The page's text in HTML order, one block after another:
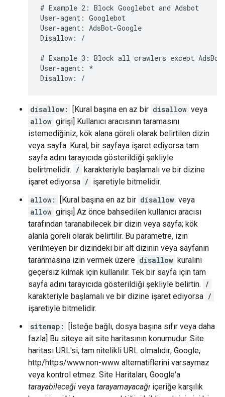
# Example 2: Block Googlebot and Adsbot
User-agent: Googlebot
User-agent: AdsBot-Google
Disallow: /
# Example 3: Block all crawlers except
User-agent: *
Disallow: /
disallow: [Kural başına en az bir disallow veya
allow girişi] Kullanıcı aracısının taramasını
istemediğiniz, kök alana göreli olarak belirtilen dizin
veya sayfa. Kural, bir sayfaya işaret ediyorsa tam
sayfa adını tarayıcıda gösterildiği şekliyle
belirtmelidir. / karakteriyle başlamalı ve bir dizine
işaret ediyorsa / işaretiyle bitmelidir.
allow:
[Kural başına en az bir disallow veya
allow girişi] Az önce bahsedilen kullanıcı aracısı
tarafından taranabilecek bir dizin veya sayfa; kök
alanla göreli olarak belirtilir. Bu parametre, izin
verilmeyen bir dizindeki bir alt dizinin veya sayfanın
taranmasına izin vermek üzere disallow kuralını
geçersiz kılmak için kullanılır. Tek bir sayfa için tam
sayfa adını tarayıcıda gösterildiği şekliyle belirtin. /
karakteriyle başlamalı ve bir dizine işaret ediyorsa /
işaretiyle bitmelidir.
sitemap:
[İsteğe bağlı, dosya başına sıfır veya daha
fazla] Bu siteye ait site haritasının konumudur. Site
haritası URL'si, tam nitelikli URL olmalıdır; Google,
http/https/www.non-www alternatiflerini varsaymaz
veya kontrol etmez. Site Haritaları, Google'a
tarayabileceği veya tarayamayacağı içeriğe karşılık